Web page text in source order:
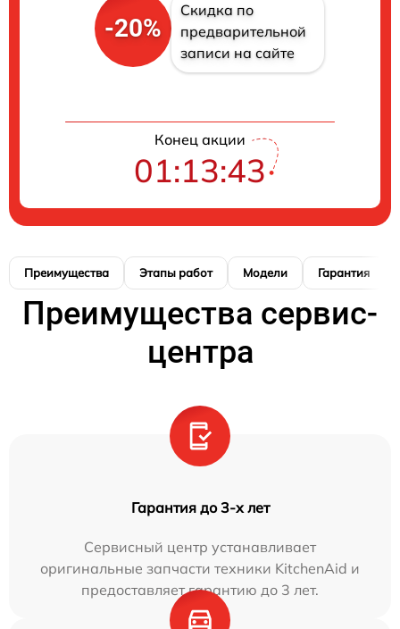
-20%
Скидка по
предварительной
записи на сайте
Конец акции
01:13:42
Преимущества Этапы работ Модели Гарантия
Преимущества сервис-
центра
Гарантия до 3-х лет
Сервисный центр устанавливает
оригинальные запчасти техники KitchenAid и
предоставляет гарантию до 3 лет.